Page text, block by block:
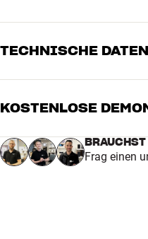
TECHNISCHE DATEN
MASSE UND DESIGN
Modell / Variante
Gewicht (kg)
KOSTENLOSE
Frag einen